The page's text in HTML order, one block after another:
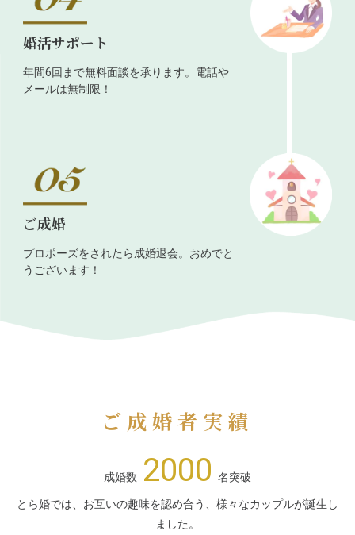
婚活サポート
年間6回まで無料面談を承ります。電話や
メールは無制限！
ご成婚
プロポーズをされたら成婚退会。おめでと
うございます！
ご成婚者実績
成婚数 2000 名突破
とら婚では、お互いの趣味を認め合う、様々なカップルが誕生し
ました。